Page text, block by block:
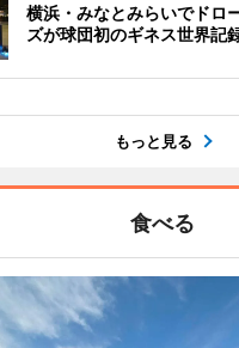
横浜・みなとみらいでド
ズが球団初のギネス世界記
もっと見る
食べる